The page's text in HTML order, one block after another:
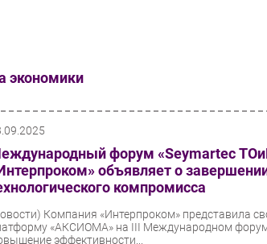
Здоровье
экономики
форум «Seymartec
объявляет о
компромисса
Компания «Интерпроком» представила
«АКСИОМА» на III Международном
эффективности...